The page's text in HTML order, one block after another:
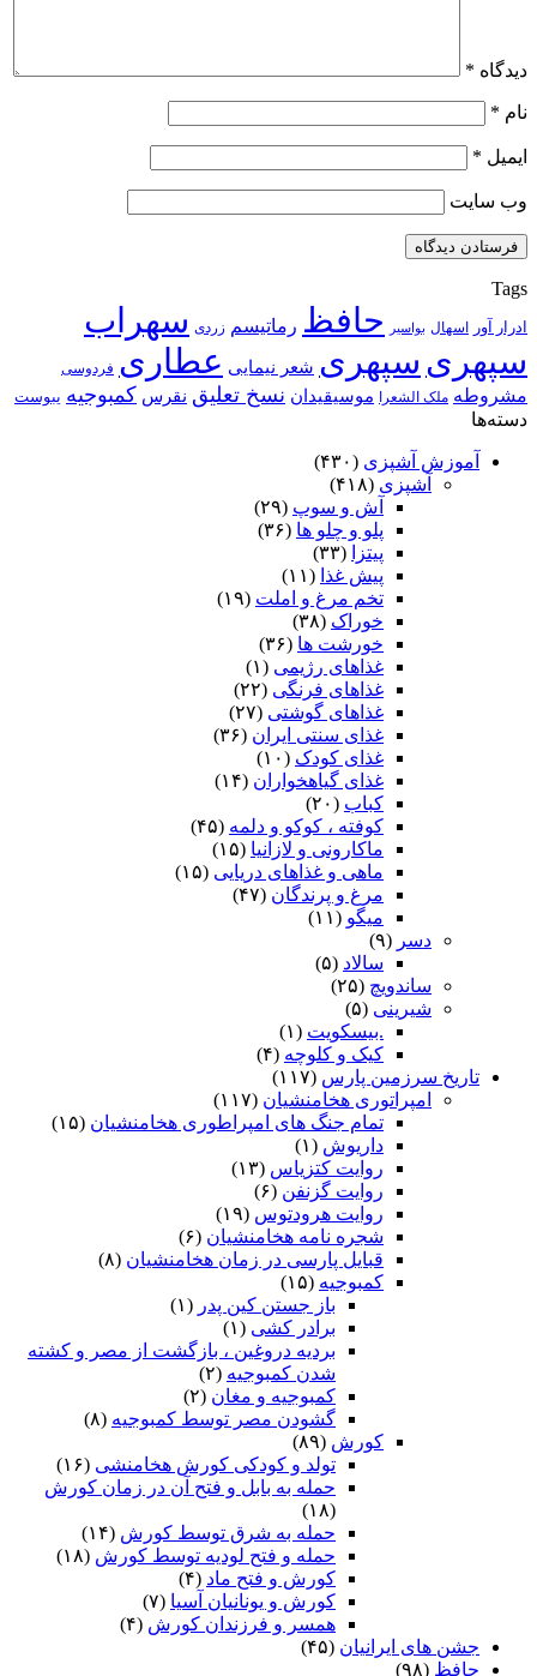
دیدگاه *
نام *
ایمیل *
وب‌ سایت
Tags
ادرار آور اسهال بواسیر حافظ رماتیسم زردی سهراب
سپهری سپهری شعر نیمایی عطاری فردوسی
مشروطه ملک الشعرا موسیقیدان نسخ تعلیق نقرس کمبوجیه یبوست
دسته‌ها
آموزش آشپزی (۴۳۰)
آشپزی (۴۱۸)
آش و سوپ (۲۹)
پلو و چلو ها (۳۶)
پیتزا
(۳۳)
پیش غذا (۱۱)
تخم مرغ و املت (۱۹)
خوراک (۳۸)
خورشت ها (۳۶)
غذاهای رژیمی (۱)
غذاهای فرنگی (۲۲)
غذاهای گوشتی (۲۷)
غذای سنتی ایران (۳۶)
غذای کودک (۱۰)
غذای گیاهخواران (۱۴)
کباب (۲۰)
کوفته ، کوکو و دلمه (۴۵)
ماکارونی و لازانیا (۱۵)
ماهی و غذاهای دریایی (۱۵)
مرغ و پرندگان (۴۷)
میگو (۱۱)
دسر (۹)
سالاد (۵)
ساندویچ (۲۵)
شیرینی (۵)
.بیسکویت (۱)
کیک و کلوچه (۴)
تاریخ سرزمین پارس (۱۱۷)
امپراتوری هخامنشیان (۱۱۷)
تمام جنگ های امپراطوری هخامنشیان (۱۵)
داریوش (۱)
روایت کتزیاس (۱۳)
روایت گزنفن (۶)
روایت هرودتوس (۱۹)
شجره نامه هخامنشیان (۶)
قبایل پارسی در زمان هخامنشیان (۸)
کمبوجیه (۱۵)
باز جستن کین پدر (۱)
برادر کشی (۱)
بردیه دروغین ، بازگشت از مصر و کشته
شدن کمبوجیه (۲)
کمبوجیه و مغان (۲)
گشودن مصر توسط کمبوجیه (۸)
کورش (۸۹)
تولد و کودکی کورش هخامنشی (۱۶)
حمله به بابل و فتح آن در زمان کورش
(۱۸)
حمله به شرق توسط کورش (۱۴)
حمله و فتح لودیه توسط کورش (۱۸)
کورش و فتح ماد (۴)
کورش و یونانیان آسیا (۷)
همسر و فرزندان کورش (۴)
جشن های ایرانیان (۴۵)
حافظ (۹۸)